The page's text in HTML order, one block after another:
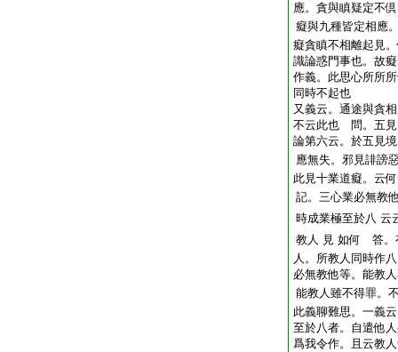
應。貪與瞋疑定不
癡與九種皆定相應
癡貪瞋不相離起見
識論惑門事也。故
作義。此思心所所
同時不起也
又義云。通途與貪
不云此也 問。五見
論第六云。於五見
應無失。邪見誹謗
此見十業道癡。云
記。三心業必無教
時成業極至於八 云
教人 見 如何 答。
人。所教人同時作
必無教他等。能教
能教人雖不得罪。
此義聊難思。一義
至於八者。自遣他
爲我令作。且云教